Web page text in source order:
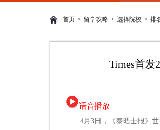
首页 > 留学攻略 > 选择院校 > 排
Times首发
语音播放
4月 3 日，《泰晤士报》